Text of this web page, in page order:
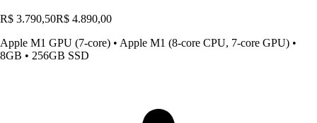
R$ 3.790,50R$ 4.890,00
Apple M1 GPU (7-core) • Apple M1 (8-core CPU, 7-core GPU) •
8GB • 256GB SSD